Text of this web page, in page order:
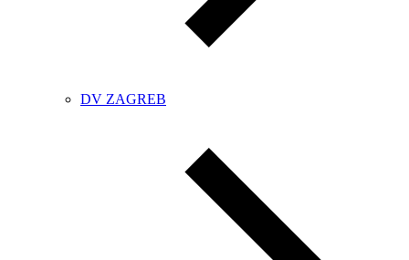
DV ZAGREB